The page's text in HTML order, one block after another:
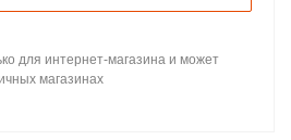
для интернет-магазина и может
магазинах